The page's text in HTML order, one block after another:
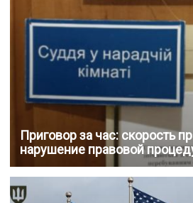
Приговор за час: скорость
нарушение правовой